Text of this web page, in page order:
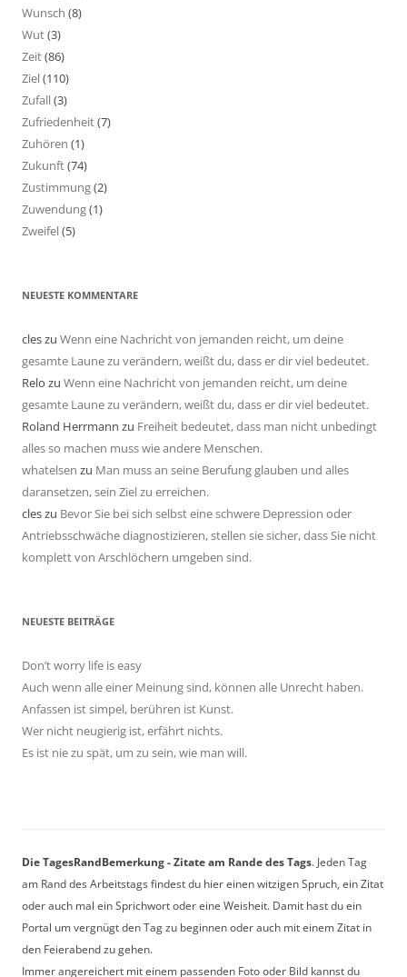
Wunsch (8)
Wut(3)
Zeit(86)
Ziel(110)
Zufall(3)
Zufriedenheit(7)
Zuhören (1)
Zukunft(74)
Zustimmung(2)
Zuwendung(1)
Zweifel(5)
NEUESTE KOMMENTARE
cleszu Wenn eine Nachricht von jemanden reicht, um deine
gesamte Laune zu verändern, weißt du, dass er dir viel bedeutet.
Relo zu Wenn eine Nachricht von jemanden reicht, um deine
gesamte Laune zu verändern, weißt du, dass er dir viel bedeutet.
Roland Herrmann zu Freiheit bedeutet, dass man nicht unbedingt
alles so machen muss wie andere Menschen.
whatelsen zu Man muss an seine Berufung glauben und alles
daransetzen, sein Ziel zu erreichen.
cleszu Bevor Sie bei sich selbst eine schwere Depression oder
Antriebsschwäche diagnostizieren, stellen sie sicher, dass Sie nicht
komplett von Arschlöchern umgeben sind.
NEUESTE BEITRÄGE
Don’t worry life is easy
Auch wenn alle einer Meinung sind, können alle Unrecht haben.
Anfassen ist simpel, berühren ist Kunst.
Wer nicht neugierig ist, erfährt nichts.
Es ist nie zu spät, um zu sein, wie man will.
Die TagesRandBemerkung - Zitate am Rande des Tags. Jeden Tag
am Rand des Arbeitstags findest du hier einen witzigen Spruch, ein Zitat
oder auch mal ein Sprichwort oder eine Weisheit. Damit hast du ein
Portal um vergnügt den Tag zu beginnen oder auch mit einem Zitat in
den Feierabend zu gehen.
Immer angereichert mit einem passenden Foto oder Bild kannst du